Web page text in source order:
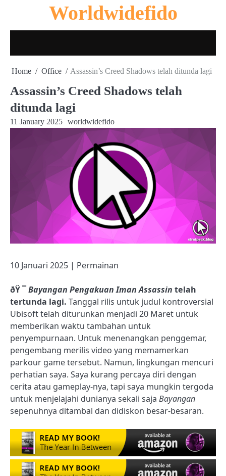
content
Worldwidefido
Home Office Assassin’s Creed Shadows telah ditunda lagi
Assassin’s Creed Shadows telah
ditunda lagi
11 January 2025 worldwidefido
10 Januari 2025 | Permainan
ðŸ ¯Bayangan Pengakuan Iman Assassin telah
tertunda lagi. Tanggal rilis untuk judul kontroversial
Ubisoft telah diturunkan menjadi 20 Maret untuk
memberikan waktu tambahan untuk
penyempurnaan. Untuk menenangkan penggemar,
pengembang merilis video yang memamerkan
parkour game tersebut. Namun, lingkungan mencuri
perhatian saya. Saya kurang percaya diri dengan
cerita atau gameplay-nya, tapi saya mungkin tergoda
untuk menjelajahi dunianya sekali saja Bayangan
sepenuhnya ditambal dan didiskon besar-besaran.